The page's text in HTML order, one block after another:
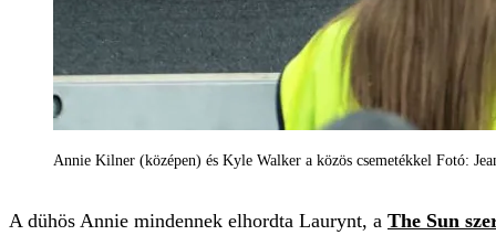
Annie Kilner (középen) és Kyle Walker a közös csemetékkel Fotó:
A dühös Annie mindennek elhordta Laurynt, a The Sun